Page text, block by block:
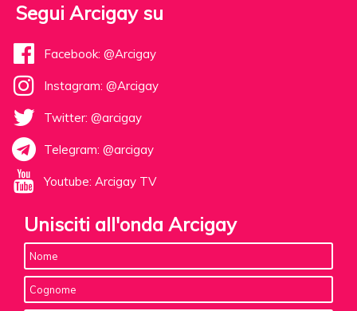
Segui Arcigay su
Facebook: @Arcigay
Instagram: @Arcigay
Twitter: @arcigay
Telegram: @arcigay
Youtube: Arcigay TV
Unisciti all'onda Arcigay